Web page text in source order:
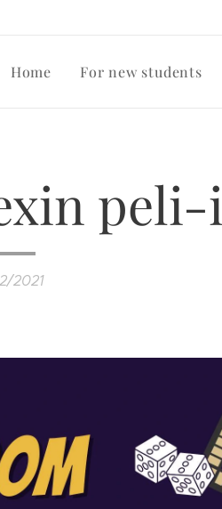
Home For new students
2021